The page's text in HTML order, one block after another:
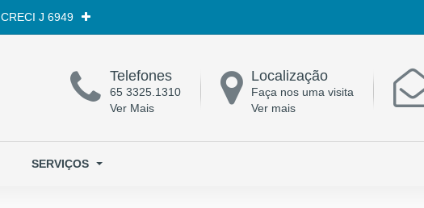
CRECI J 6949
Telefones
65 3325.1310
Ver Mais
Localização
Faça nos uma visita
Ver mais
SERVIÇOS